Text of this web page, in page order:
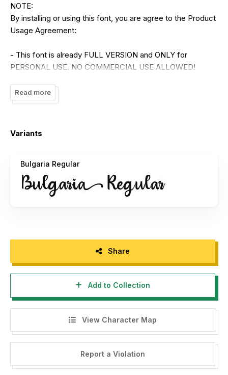
NOTE:
By installing or using this font, you are agree to the Product
Usage Agreement:
- This font is already FULL VERSION and ONLY for
PERSONAL USE. NO COMMERCIAL USE ALLOWED!
- Here is the link to purchase COMMERCIAL LICENSE:
https://stringlabscreative.com/bulgaria
- If you need a CUSTOM LICENSE or CORPORATE
- Any donation are very appreciated. Our Paypal account
for donation :
https://stringlabscreative.com
Follow our instagram : @stringlabscreativestd
-------------------
INDONESIA:
Dengan meng-install font ini, dan membaca persyaratan ini,
anda dianggap mengerti dan menyetujui semua syarat dan
Read more
Variants
Bulgaria Regular
Share
Add to Collection
View Character Map
Report a Violation